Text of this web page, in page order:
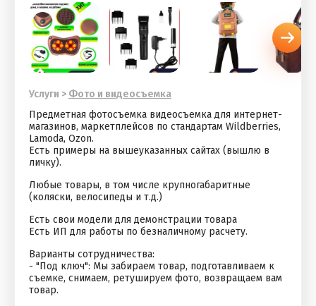
Услуги > Фото и видеосъемка
Предметная фотосъемка видеосъемка для интернет-
магазинов, маркетплейсов по стандартам Wildberries,
Lamoda, Ozon.
Есть примеры на вышеуказанных сайтах (вышлю в
личку).
Любые товары, в том числе крупногабаритные
(коляски, велосипеды и т.д.)
Есть свои модели для демонстрации товара
Есть ИП для работы по безналичному расчету.
Варианты сотрудничества:
- "Под ключ": Мы забираем товар, подготавливаем к
съемке, снимаем, ретушируем фото, возвращаем вам
товар.